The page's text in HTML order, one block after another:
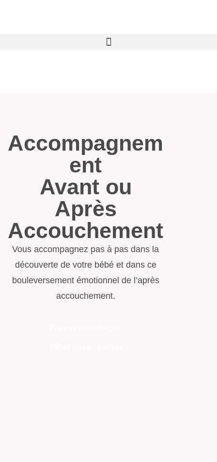
Accompagnem
ent
Avant ou
Après
Accouchement
Vous accompagnez pas à pas dans la
découverte de votre bébé et dans ce
bouleversement émotionnel de l’après
accouchement.